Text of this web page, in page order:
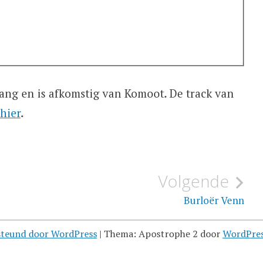
en is afkomstig van Komoot. De track van
hier.
Volgende
Burloër Venn
door WordPress | Thema: Apostrophe 2 door